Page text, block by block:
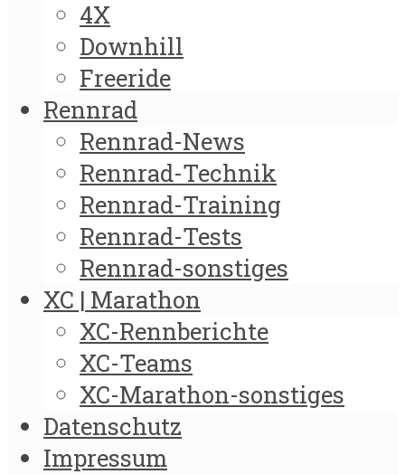
4X
Downhill
Freeride
Rennrad
Rennrad-News
Rennrad-Technik
Rennrad-Training
Rennrad-Tests
Rennrad-sonstiges
XC | Marathon
XC-Rennberichte
XC-Teams
XC-Marathon-sonstiges
Datenschutz
Impressum